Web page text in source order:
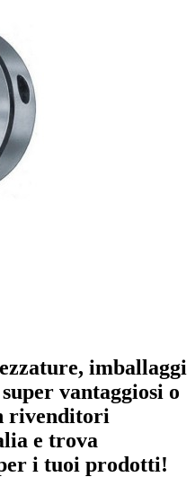
imballaggi
vantaggiosi o
rivenditori
e trova
i tuoi prodotti!